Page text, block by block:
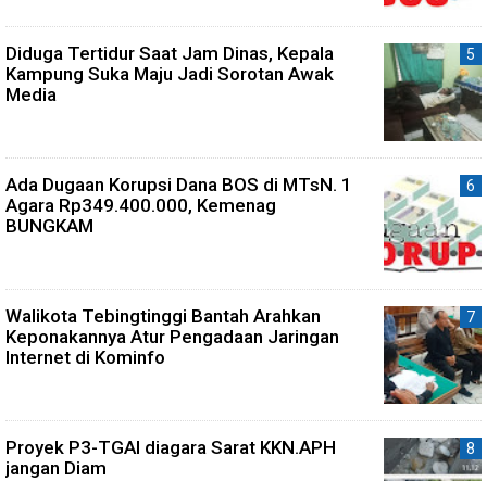
Diduga Tertidur Saat Jam Dinas, Kepala
Kampung Suka Maju Jadi Sorotan Awak
Media
Ada Dugaan Korupsi Dana BOS di MTsN. 1
Agara Rp349.400.000, Kemenag
BUNGKAM
Walikota Tebingtinggi Bantah Arahkan
Keponakannya Atur Pengadaan Jaringan
Internet di Kominfo
Proyek P3-TGAI diagara Sarat KKN.APH
jangan Diam